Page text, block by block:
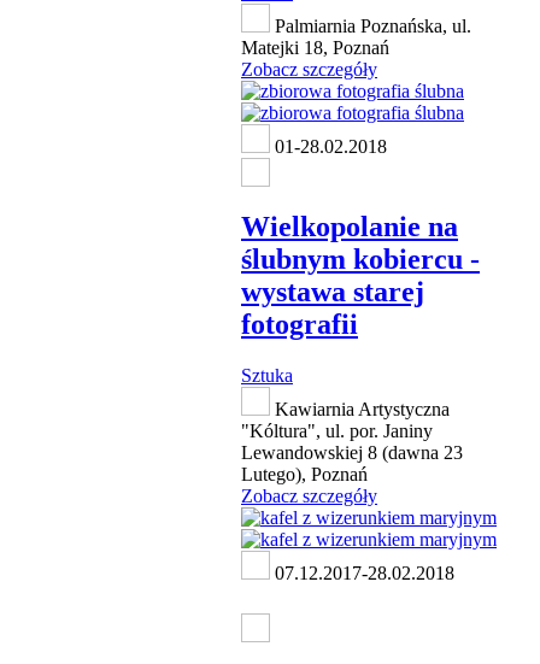
Palmiarnia Poznańska, ul.
Matejki 18, Poznań
Zobacz szczegóły
01-28.02.2018
Wielkopolanie na
ślubnym kobiercu -
wystawa starej
fotografii
Sztuka
Kawiarnia Artystyczna
"Kóltura", ul. por. Janiny
Lewandowskiej 8 (dawna 23
Lutego), Poznań
Zobacz szczegóły
07.12.2017-28.02.2018